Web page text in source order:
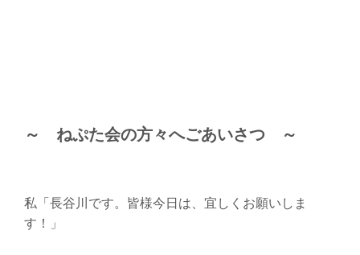
～ ねぷた会の方々へごあいさつ ～
私「長谷川です。皆様今日は、宜しくお願いしま
す！」